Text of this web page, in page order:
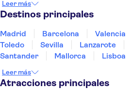
Portugal
Tailandia
Leer más
Destinos principales
Madrid Barcelona Valencia
Toledo
Sevilla Lanzarote
Santander
Mallorca Lisboa
Bilbao
Menorca Granada
Leer más
Atracciones principales